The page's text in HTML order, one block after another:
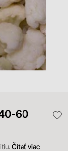
60
Čítať viac